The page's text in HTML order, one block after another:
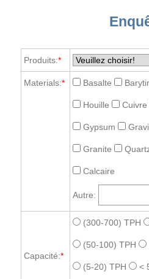
Produits:*
Materials:* Basalte
Houille Cuivre
Gypsum
Granite
Calcaire
Autre:
Capacité:*
(300-700) TPH
(50-100) TPH
(5-20) TPH <